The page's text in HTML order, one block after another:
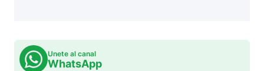
Unete al canal
WhatsApp